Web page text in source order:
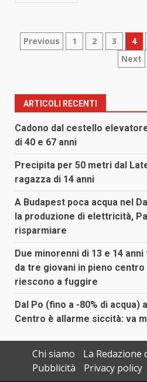
Paginazione
articoli
Previous 1 2 3 4
Next
ARTICOLI RECENTI
Cadono dal cestello
di 40 e 67 anni
Precipita per 50 metri dal
ragazza di 14 anni
A Budapest poca acqua nel
la produzione di elettricità,
risparmiare
Due minorenni di 13 e 14
da tre giovani in pieno centro
riescono a fuggire
Dal Po (fino a -80% di acqua)
Centro è allarme siccità: va
Chi siamo
La
Pubblicità
Privacy policy